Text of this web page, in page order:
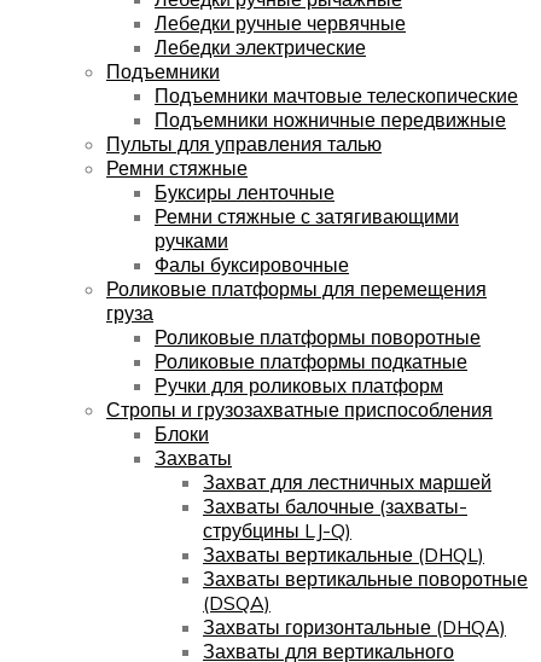
Лебедки ручные червячные
Лебедки электрические
Подъемники
Подъемники мачтовые телескопические
Подъемники ножничные передвижные
Пульты для управления талью
Ремни стяжные
Буксиры ленточные
Ремни стяжные с затягивающими
ручками
Фалы буксировочные
Роликовые платформы для перемещения
груза
Роликовые платформы поворотные
Роликовые платформы подкатные
Ручки для роликовых платформ
Стропы и грузозахватные приспособления
Блоки
Захваты
Захват для лестничных маршей
Захваты балочные (захваты-
струбцины LJ-Q)
Захваты вертикальные (DHQL)
Захваты вертикальные поворотные
(DSQA)
Захваты горизонтальные (DHQA)
Захваты для вертикального